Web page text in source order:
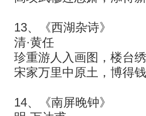
13、《西湖杂诗》
清·黄任
珍重游人入画图，楼台绣
宋家万里中原土，博得钱
14、《南屏晚钟》